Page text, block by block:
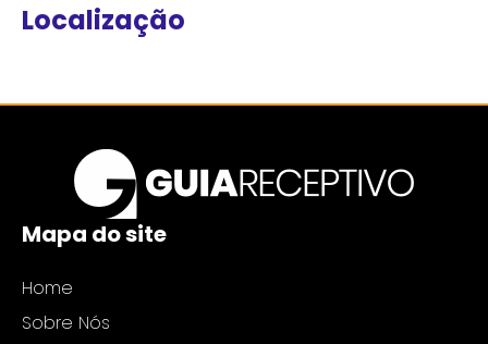
Localização
Mapa do site
Home
Sobre Nós